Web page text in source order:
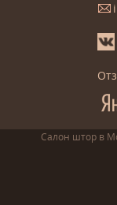
Салон штор в